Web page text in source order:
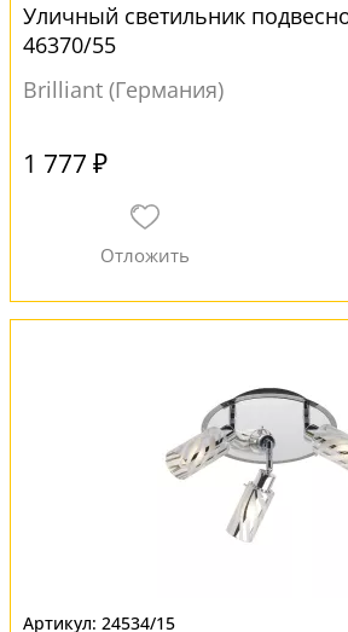
Уличный светильник
46370/55
Brilliant (Германия)
1 777 ₽
24534/15